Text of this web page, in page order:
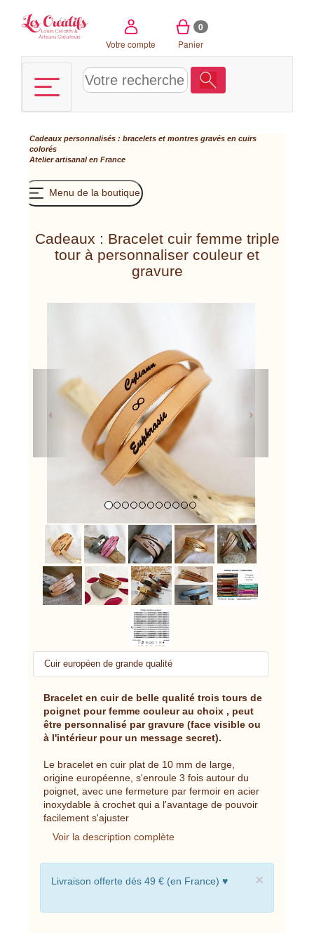
Votre compte
0
Panier
Cadeaux personnalisés : bracelets et montres gravés en cuirs
colorés
Atelier artisanal en France
Menu de la boutique
Cadeaux : Bracelet cuir femme triple
tour à personnaliser couleur et
gravure
Previous
Cuir européen de grande qualité
Bracelet en cuir de belle qualité trois tours de
poignet pour femme couleur au choix , peut
être personnalisé par gravure (face visible ou
à l'intérieur pour un message secret).
Le bracelet en cuir plat de 10 mm de large,
origine européenne, s'enroule 3 fois autour du
poignet, avec une fermeture par fermoir en acier
inoxydable à crochet qui a l'avantage de pouvoir
facilement s'ajuster
Voir la description complète
×
Livraison offerte dés 49 € (en France) ♥